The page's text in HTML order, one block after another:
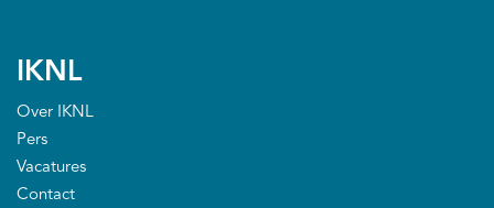
IKNL
Over IKNL
Pers
Vacatures
Contact